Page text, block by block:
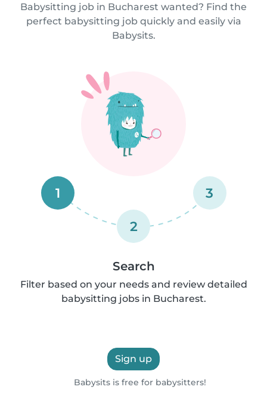
Babysitting job in Bucharest wanted? Find the
perfect babysitting job quickly and easily via
Babysits.
1
2
3
Search
Filter based on your needs and review detailed
babysitting jobs in Bucharest.
Sign up
Babysits is free for babysitters!